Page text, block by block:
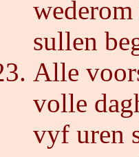
sullen
Alle
volle
vyf uren